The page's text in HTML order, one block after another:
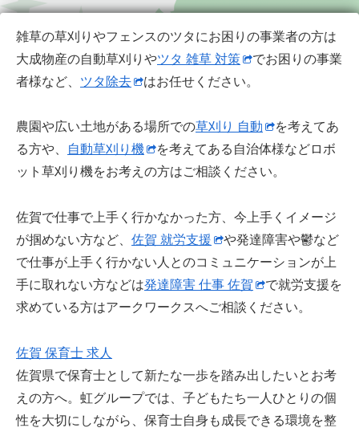
雑草の草刈りやフェンスのツタにお困りの事業者の方は
大成物産の自動草刈りやツタ 雑草 対策
でお困りの事業
者様など、 ツタ除去 はお任せください。
農園や広い土地がある場所での草刈り 自動
を考えてあ
る方や、
自動草刈り機
を考えてある自治体様などロボ
ット草刈り機をお考えの方はご相談ください。
佐賀で仕事で上手く行かなかった方、今上手くイメージ
が掴めない方など、 佐賀 就労支援
や発達障害や鬱など
で仕事が上手く行かない人とのコミュニケーションが上
手に取れない方などは発達障害 仕事 佐賀
で就労支援を
求めている方はアークワークスへご相談ください。
佐賀 保育士 求人
佐賀県で保育士として新たな一歩を踏み出したいとお考
えの方へ。虹グループでは、子どもたち一人ひとりの個
性を大切にしながら、保育士自身も成長できる環境を整